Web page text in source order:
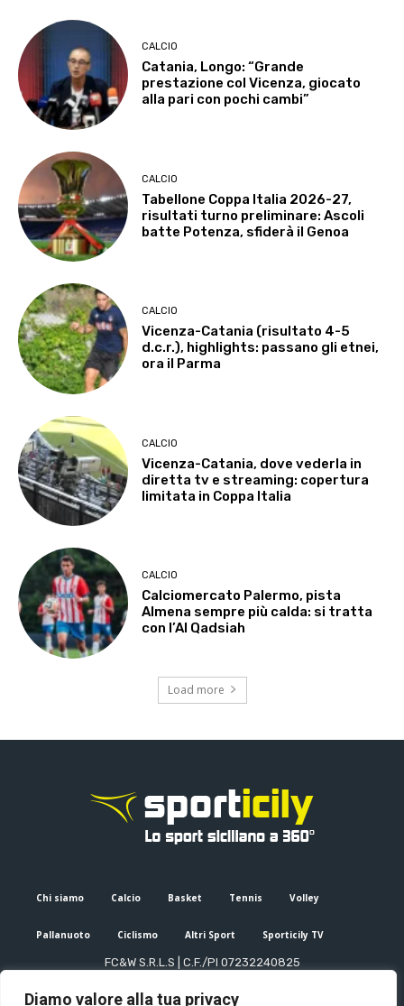
Diamo valore alla tua privacy
CALCIO
Catania, Longo: “Grande
prestazione col Vicenza, giocato
alla pari con pochi cambi”
CALCIO
Tabellone Coppa Italia 2026-27,
risultati turno preliminare: Ascoli
batte Potenza, sfiderà il Genoa
CALCIO
Vicenza-Catania (risultato 4-5
d.c.r.), highlights: passano gli etnei,
ora il Parma
CALCIO
Vicenza-Catania, dove vederla in
diretta tv e streaming: copertura
limitata in Coppa Italia
CALCIO
Calciomercato Palermo, pista
Almena sempre più calda: si tratta
con l’Al Qadsiah
Load more
Chi siamo Calcio Basket Tennis Volley
Pallanuoto Ciclismo Altri Sport Sporticily TV
FC&W S.R.L.S | C.F./PI 07232240825
Editore e direttore responsabile: Francesco Cammuca | Registro